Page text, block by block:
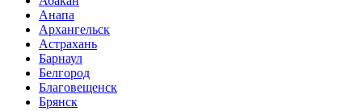
Анапа
Архангельск
Астрахань
Барнаул
Белгород
Благовещенск
Брянск